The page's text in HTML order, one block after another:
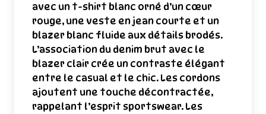
avec un t-shirt blanc orné d’un cœur
rouge, une veste en jean courte et un
blazer blanc fluide aux détails brodés.
L’association du denim brut avec le
blazer clair crée un contraste élégant
entre le casual et le chic. Les cordons
ajoutent une touche décontractée,
rappelant l’esprit sportswear. Les